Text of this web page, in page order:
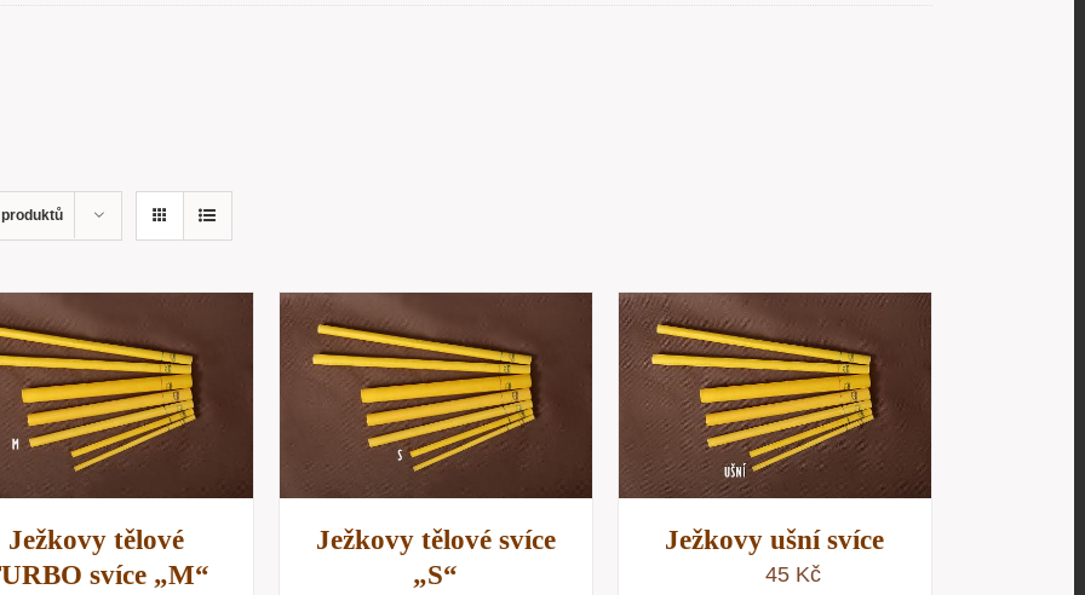
Ježkovy tělové
svíce „M“
PŘIDAT DO KOŠÍKU
RYCHLÝ NÁHLED
Ježkovy tělové svíce
„S“
PŘIDAT DO KOŠÍKU
RYCHLÝ NÁHLED
Ježkovy ušní svíce
45 Kč